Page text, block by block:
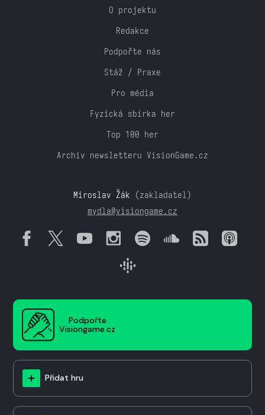
O projektu
Redakce
Podpořte nás
Stáž / Praxe
Pro média
Fyzická sbírka her
Top 100 her
Archiv newsletteru VisionGame.cz
Miroslav Žák (zakladatel)
mydla@visiongame.cz
Podpořte
Visiongame.cz
Přidat hru